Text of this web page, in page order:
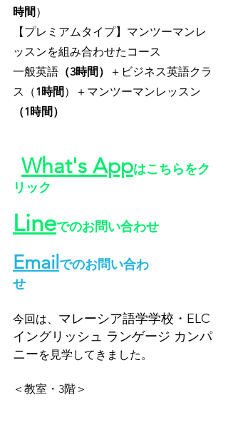
時間 ）
【プレミアムタイプ】マンツーマンレ
ッスンを組み合わせたコース
一般英語 （3時間）
＋ビジネス英語クラ
ス（1時間 ）＋マンツーマンレッスン
（1時間）
What's Appはこちらをク
リック
Lineでのお問い合わせ
Email でのお問い合わ
せ
今回は、 マレーシア語学学校・ELC
イングリッシュ ランゲージ カンパ
ニーを見学してきました。
＜教室・3階＞